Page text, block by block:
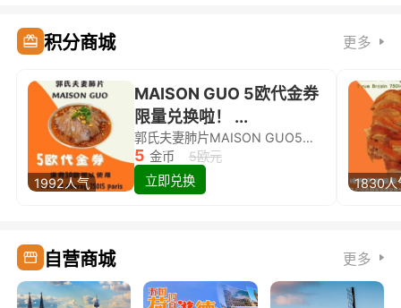
积分商城 更多
1992人气
MAISON GUO 5欧代金券
限量兑换啦！ ...
郭氏夫妻肺片MAISON GUO5欧代金券限量兑换啦！
5 金币
5欧元
立即兑换
1830人
自营商城 更多